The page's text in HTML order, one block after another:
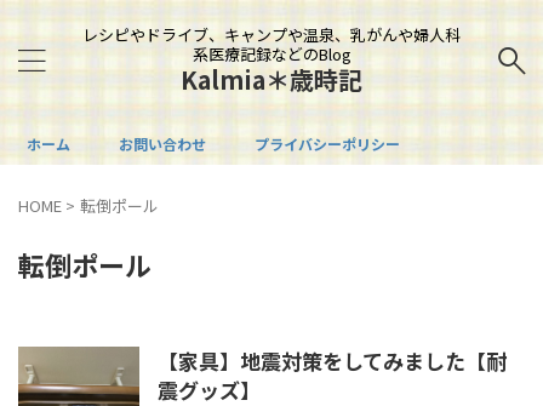
レシピやドライブ、キャンプや温泉、乳がんや婦人科
系医療記録などのBlog
Kalmia＊歳時記
ホーム お問い合わせ プライバシーポリシー
HOME > 転倒ポール
転倒ポール
【家具】地震対策をしてみました【耐
震グッズ】